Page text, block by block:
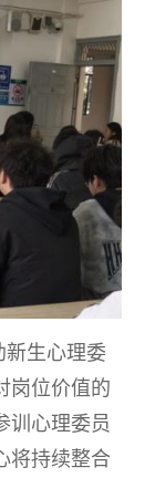
新生心理委
岗位价值的
训心理委员
将持续整合